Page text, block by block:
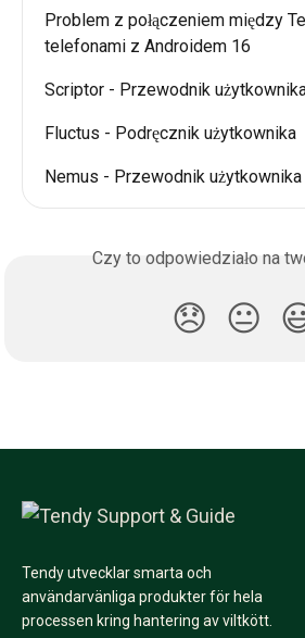
Problem z połączeniem między
telefonami z Androidem 16
Scriptor - Przewodnik
Fluctus - Podręcznik użytkownika
Nemus - Przewodnik użytkownika
Czy to odpowiedziało na
😞 😐
Tendy utvecklar smarta och
användarvänliga produkter för hela
processen kring hantering av viltkött.